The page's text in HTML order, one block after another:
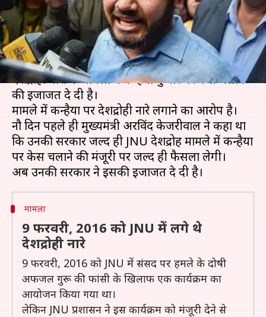
लेखन मुकुल तोमर Feb 28, 2020 09:32 pm
क्या है खबर?
दिल्ली सरकार ने जवाहरलाल नेहरू यूनिवर्सिटी (JNU) में
देशद्रोही नारों के मामलों में कन्हैया कुमार पर केस चलाने
की इजाजत दे दी है।
मामले में कन्हैया पर देशद्रोही नारे लगाने का आरोप है।
नौ दिन पहले ही मुख्यमंत्री अरविंद केजरीवाल ने कहा था
कि उनकी सरकार जल्द ही JNU देशद्रोह मामले में कन्हैया
पर केस चलाने की मंजूरी पर जल्द ही फैसला लेगी।
मामला
9 फरवरी, 2016 को JNU में लगे थे
देशद्रोही नारे
9 फरवरी, 2016 को JNU में संसद पर हमले के दोषी
अफजल गुरू की फांसी के खिलाफ एक कार्यक्रम का
आयोजन किया गया था।
लेकिन JNU प्रशासन ने इस कार्यक्रम को मंजूरी देने से